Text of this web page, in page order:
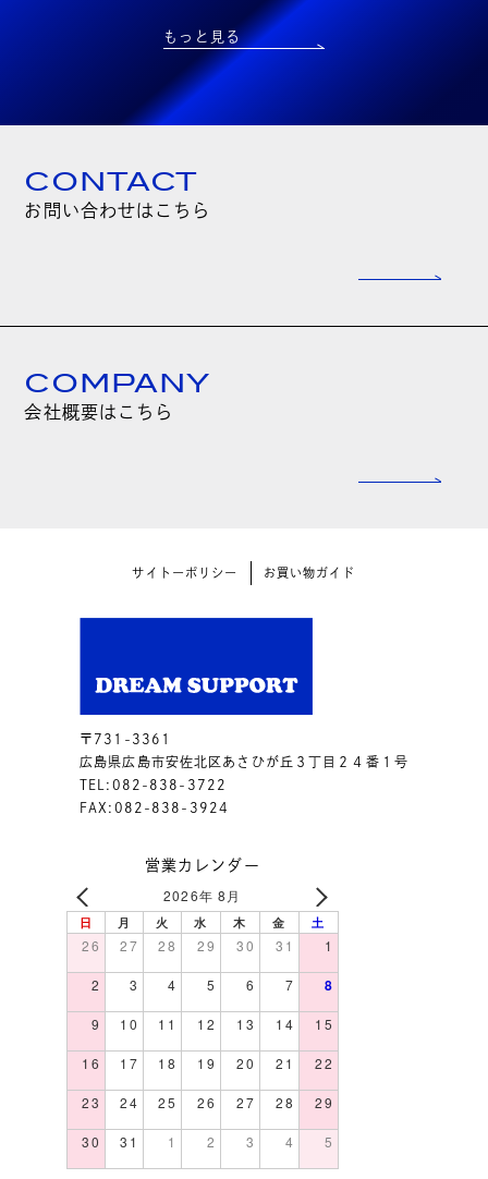
もっと見る
CONTACT
お問い合わせはこちら
COMPANY
会社概要はこちら
サイトーポリシー お買い物ガイド
〒731-3361
広島県広島市安佐北区あさひが丘３丁目２４番１号
TEL:082-838-3722
FAX:082-838-3924
営業カレンダー
2026年 8月
日 月 火 水 木 金 土
26 27 28 29 30 31 1
2 3 4 5 6 7 8
9 10 11 12 13 14 15
16 17 18 19 20 21 22
23 24 25 26 27 28 29
30 31 1 2 3 4 5